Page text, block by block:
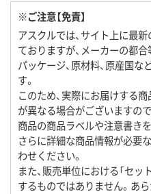
※ご注意【免責】
アスクルでは、サイト上に最
ておりますが、メーカーの都合
パッケージ、原材料、原産国な
す。
このため、実際にお届けする
が異なる場合がございますの
商品の商品ラベルや注意書き
さらに詳細な商品情報が必要
わせください。
また、販売単位における「セッ
するものではありません。あ